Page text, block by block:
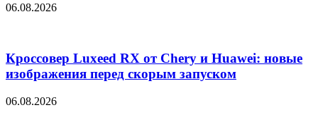
06.08.2026
Кроссовер Luxeed RX от Chery и Huawei: новые
изображения перед скорым запуском
06.08.2026